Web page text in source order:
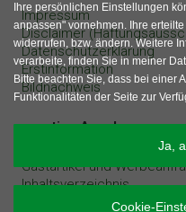
Impressum
Disclaimer
Datenschutzerklärung
Erstinformation
Bildnachweis
sonstige Angaben
Gastartikel und
Inhaltsverzeichnis
Ihre persönlichen Einstellungen
anpassen" vornehmen. Ihre
widerrufen, bzw. ändern. Weitere
verarbeite, finden Sie in meiner
Bitte beachten Sie, dass bei einer
Funktionalitäten der Seite zur
Ja,
Cookie-